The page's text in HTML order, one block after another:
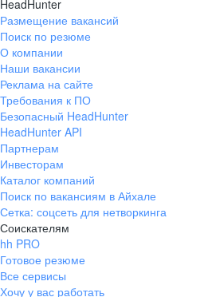
HeadHunter
Размещение вакансий
Поиск по резюме
О компании
Наши вакансии
Реклама на сайте
Требования к ПО
Безопасный HeadHunter
HeadHunter API
Партнерам
Инвесторам
Каталог компаний
Поиск по вакансиям в Айхале
Сетка: соцсеть для нетворкинга
Соискателям
hh PRO
Готовое резюме
Все сервисы
Хочу у вас работать